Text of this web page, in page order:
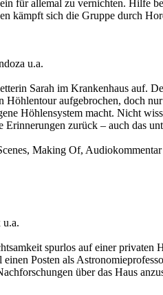
für allemal zu vernichten. Hilfe
kämpft sich die Gruppe durch
u.a.
Sarah im Krankenhaus auf.
Höhlentour aufgebrochen, doch
Höhlensystem macht. Nicht
zurück – auch das
Making Of,
spurlos auf einer
Posten als
über das Haus